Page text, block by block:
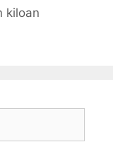
kiloan